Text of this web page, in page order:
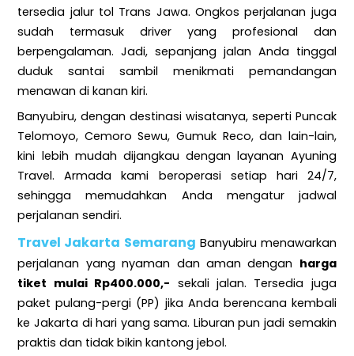
tersedia jalur tol Trans Jawa. Ongkos perjalanan juga
sudah termasuk driver yang profesional dan
berpengalaman. Jadi, sepanjang jalan Anda tinggal
duduk santai sambil menikmati pemandangan
menawan di kanan kiri.
Banyubiru, dengan destinasi wisatanya, seperti Puncak
Telomoyo, Cemoro Sewu, Gumuk Reco, dan lain-lain,
kini lebih mudah dijangkau dengan layanan Ayuning
Travel. Armada kami beroperasi setiap hari 24/7,
sehingga memudahkan Anda mengatur jadwal
perjalanan sendiri.
Travel Jakarta Semarang Banyubiru menawarkan
perjalanan yang nyaman dan aman dengan harga
tiket mulai Rp400.000,- sekali jalan. Tersedia juga
paket pulang-pergi (PP) jika Anda berencana kembali
ke Jakarta di hari yang sama. Liburan pun jadi semakin
praktis dan tidak bikin kantong jebol.